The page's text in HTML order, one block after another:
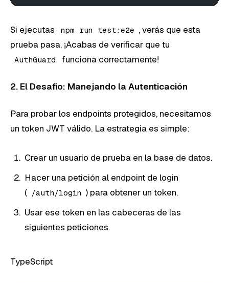
Si ejecutas npm run test:e2e , verás que esta
prueba pasa. ¡Acabas de verificar que tu
AuthGuard funciona correctamente!
2. El Desafío: Manejando la Autenticación
Para probar los endpoints protegidos, necesitamos
un token JWT válido. La estrategia es simple:
Crear un usuario de prueba en la base de datos.
Hacer una petición al endpoint de login
( /auth/login ) para obtener un token.
Usar ese token en las cabeceras de las
siguientes peticiones.
TypeScript